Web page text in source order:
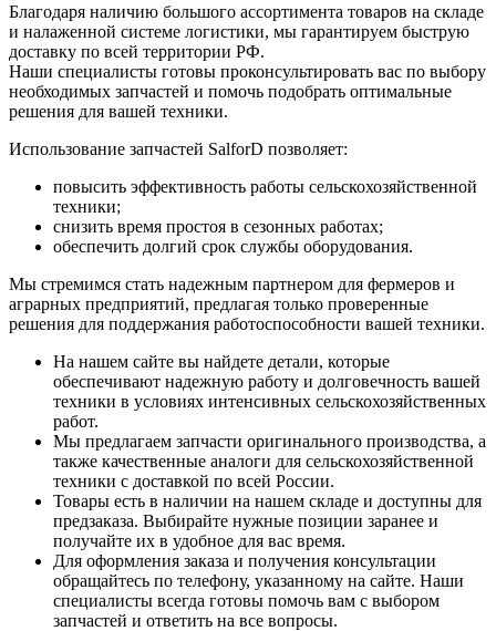
Благодаря наличию большого ассортимента товаров на складе
и налаженной системе логистики, мы гарантируем быструю
доставку по всей территории РФ.
Наши специалисты готовы проконсультировать вас по выбору
необходимых запчастей и помочь подобрать оптимальные
решения для вашей техники.
Использование запчастей SalforD позволяет:
повысить эффективность работы сельскохозяйственной
техники;
снизить время простоя в сезонных работах;
обеспечить долгий срок службы оборудования.
Мы стремимся стать надежным партнером для фермеров и
аграрных предприятий, предлагая только проверенные
решения для поддержания работоспособности вашей техники.
На нашем сайте вы найдете детали, которые
обеспечивают надежную работу и долговечность вашей
техники в условиях интенсивных сельскохозяйственных
работ.
Мы предлагаем запчасти оригинального производства, а
также качественные аналоги для сельскохозяйственной
техники с доставкой по всей России.
Товары есть в наличии на нашем складе и доступны для
предзаказа. Выбирайте нужные позиции заранее и
получайте их в удобное для вас время.
Для оформления заказа и получения консультации
обращайтесь по телефону, указанному на сайте. Наши
специалисты всегда готовы помочь вам с выбором
запчастей и ответить на все вопросы.